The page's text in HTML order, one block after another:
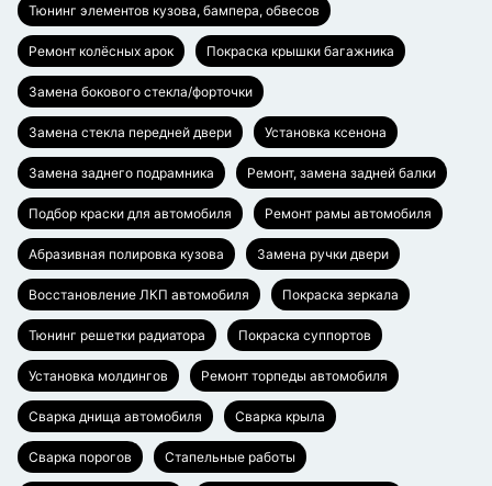
Тюнинг элементов кузова, бампера, обвесов
Ремонт колёсных арок Покраска крышки багажника
Замена бокового стекла/форточки
Замена стекла передней двери Установка ксенона
Замена заднего подрамника Ремонт, замена задней балки
Подбор краски для автомобиля Ремонт рамы автомобиля
Абразивная полировка кузова Замена ручки двери
Восстановление ЛКП автомобиля Покраска зеркала
Тюнинг решетки радиатора Покраска суппортов
Установка молдингов Ремонт торпеды автомобиля
Сварка днища автомобиля Сварка крыла
Сварка порогов Стапельные работы